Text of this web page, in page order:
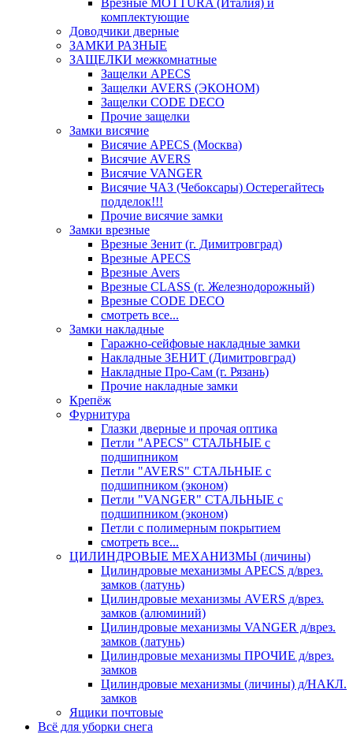
Врезные MOTTURA (Италия) и
комплектующие
Доводчики дверные
ЗАМКИ РАЗНЫЕ
ЗАЩЕЛКИ межкомнатные
Защелки APECS
Защелки AVERS (ЭКОНОМ)
Защелки CODE DECO
Прочие защелки
Замки висячие
Висячие APECS (Москва)
Висячие AVERS
Висячие VANGER
Висячие ЧАЗ (Чебоксары) Остерегайтесь
подделок!!!
Прочие висячие замки
Замки врезные
Врезные Зенит (г. Димитровград)
Врезные APECS
Врезные Avers
Врезные CLASS (г. Железнодорожный)
Врезные CODE DECO
смотреть все...
Замки накладные
Гаражно-сейфовые накладные замки
Накладные ЗЕНИТ (Димитровград)
Накладные Про-Сам (г. Рязань)
Прочие накладные замки
Крепёж
Фурнитура
Глазки дверные и прочая оптика
Петли "APECS" СТАЛЬНЫЕ с
подшипником
Петли "AVERS" СТАЛЬНЫЕ с
подшипником (эконом)
Петли "VANGER" СТАЛЬНЫЕ с
подшипником (эконом)
Петли с полимерным покрытием
смотреть все...
ЦИЛИНДРОВЫЕ МЕХАНИЗМЫ (личины)
Цилиндровые механизмы APECS д/врез.
замков (латунь)
Цилиндровые механизмы AVERS д/врез.
замков (алюминий)
Цилиндровые механизмы VANGER д/врез.
замков (латунь)
Цилиндровые механизмы ПРОЧИЕ д/врез.
замков
Цилиндровые механизмы (личины) д/НАКЛ.
замков
Ящики почтовые
Всё для уборки снега